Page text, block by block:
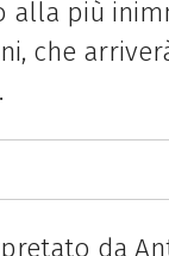
alla più
che
da